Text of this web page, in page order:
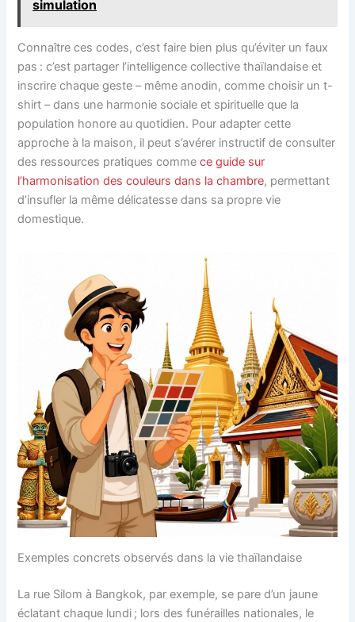
simulation
Connaître ces codes, c’est faire bien plus qu’éviter un faux
pas : c’est partager l’intelligence collective thaïlandaise et
inscrire chaque geste – même anodin, comme choisir un t-
shirt – dans une harmonie sociale et spirituelle que la
population honore au quotidien. Pour adapter cette
approche à la maison, il peut s’avérer instructif de consulter
des ressources pratiques commece guide sur
l’harmonisation des couleurs dans la chambre, permettant
d’insufler la même délicatesse dans sa propre vie
domestique.
Exemples concrets observés dans la vie thaïlandaise
La rue Silom à Bangkok, par exemple, se pare d’un jaune
éclatant chaque lundi ; lors des funérailles nationales, le